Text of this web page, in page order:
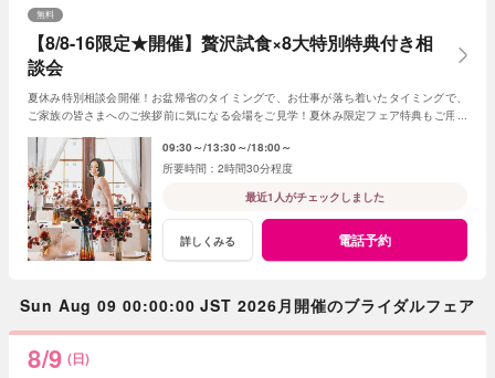
【8/8-16限定★開催】贅沢試食×8大特別特典付き相
談会
無料
夏休み特別相談会開催！お盆帰省のタイミングで、お仕事が落ち着いたタイミングで、
ご家族の皆さまへのご挨拶前に気になる会場をご見学！夏休み限定フェア特典もご用意
09:30～ 13:30～ 18:00～
2時間30分程度
最近1人がチェックしました
詳しくみる 電話予約
Sun Aug 09 00:00:00 JST 2026月開催のブライダルフェア
8/9 (日)